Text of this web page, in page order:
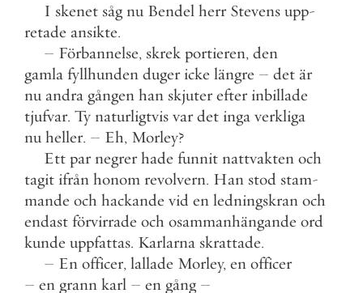
I skenet såg nu Bendel herr Stevens upp-
retade ansikte.
– Förbannelse, skrek portieren, den
gamla fyllhunden duger icke längre – det är
nu andra gången han skjuter efter inbillade
tjufvar. Ty naturligtvis var det inga verkliga
nu heller. – Eh, Morley?
Ett par negrer hade funnit nattvakten och
tagit ifrån honom revolvern. Han stod stam-
mande och hackande vid en ledningskran och
endast förvirrade och osammanhängande ord
kunde uppfattas. Karlarna skrattade.
– En officer, lallade Morley, en officer
– en grann karl – en gång –